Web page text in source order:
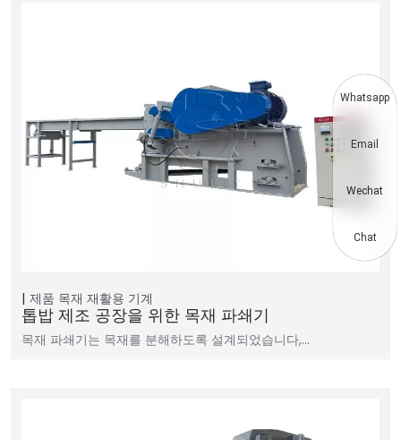
제품 목재 재활용 기계
톱밥 제조 공장을 위한 목재 파쇄기
목재 파쇄기는 목재를 분해하도록 설계되었습니다,…
Whatsapp
Email
Wechat
Chat